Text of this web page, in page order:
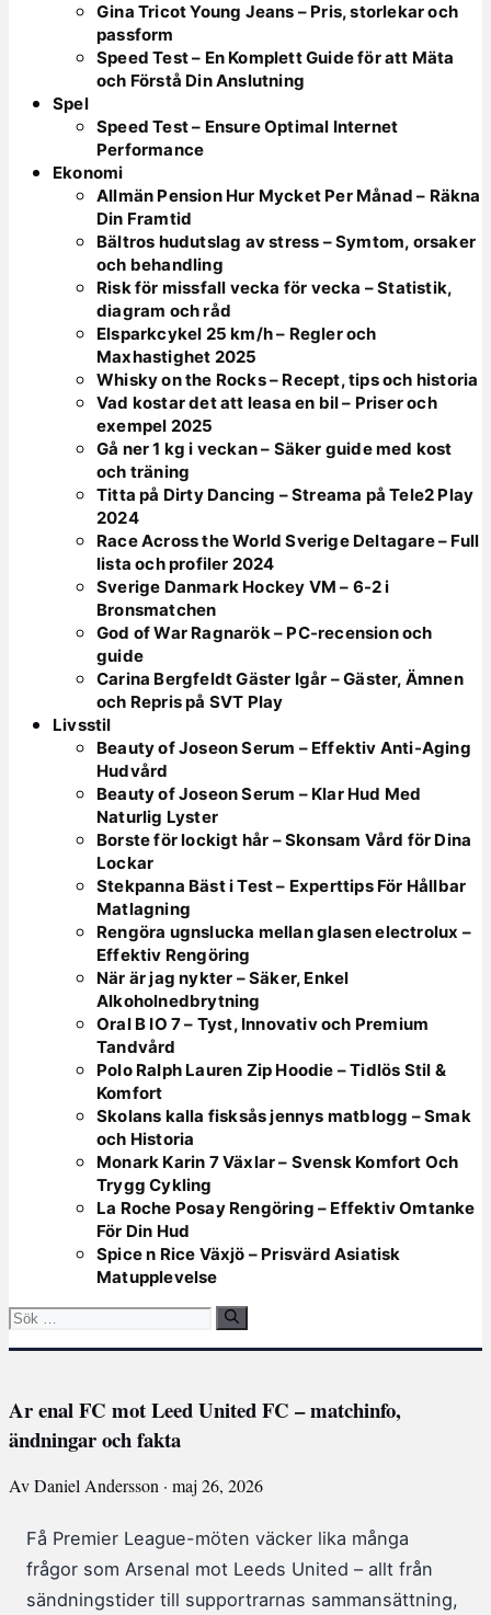
Gina Tricot Young Jeans – Pris, storlekar och
passform
Speed Test – En Komplett Guide för att Mäta
och Förstå Din Anslutning
Spel
Speed Test – Ensure Optimal Internet
Performance
Ekonomi
Allmän Pension Hur Mycket Per Månad – Räkna
Din Framtid
Bältros hudutslag av stress – Symtom, orsaker
och behandling
Risk för missfall vecka för vecka – Statistik,
diagram och råd
Elsparkcykel 25 km/h – Regler och
Maxhastighet 2025
Whisky on the Rocks – Recept, tips och historia
Vad kostar det att leasa en bil – Priser och
exempel 2025
Gå ner 1 kg i veckan – Säker guide med kost
och träning
Titta på Dirty Dancing – Streama på Tele2 Play
2024
Race Across the World Sverige Deltagare – Full
lista och profiler 2024
Sverige Danmark Hockey VM – 6-2 i
Bronsmatchen
God of War Ragnarök – PC-recension och
guide
Carina Bergfeldt Gäster Igår – Gäster, Ämnen
och Repris på SVT Play
Livsstil
Beauty of Joseon Serum – Effektiv Anti-Aging
Hudvård
Beauty of Joseon Serum – Klar Hud Med
Naturlig Lyster
Borste för lockigt hår – Skonsam Vård för Dina
Lockar
Stekpanna Bäst i Test – Experttips För Hållbar
Matlagning
Rengöra ugnslucka mellan glasen electrolux –
Effektiv Rengöring
När är jag nykter – Säker, Enkel
Alkoholnedbrytning
Oral B IO 7 – Tyst, Innovativ och Premium
Tandvård
Polo Ralph Lauren Zip Hoodie – Tidlös Stil &
Komfort
Skolans kalla fisksås jennys matblogg – Smak
och Historia
Monark Karin 7 Växlar – Svensk Komfort Och
Trygg Cykling
La Roche Posay Rengöring – Effektiv Omtanke
För Din Hud
Spice n Rice Växjö – Prisvärd Asiatisk
Matupplevelse
Sök
Ar enal FC mot Leed United FC – matchinfo,
ändningar och fakta
Av Daniel Andersson · maj 26, 2026
Få Premier League-möten väcker lika många
frågor som Arsenal mot Leeds United – allt från
sändningstider till supportrarnas sammansättning,